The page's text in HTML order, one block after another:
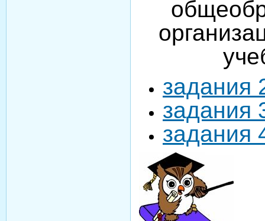
задания
задания
задания